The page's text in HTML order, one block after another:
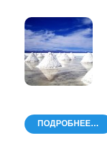
ПОДРОБНЕЕ…